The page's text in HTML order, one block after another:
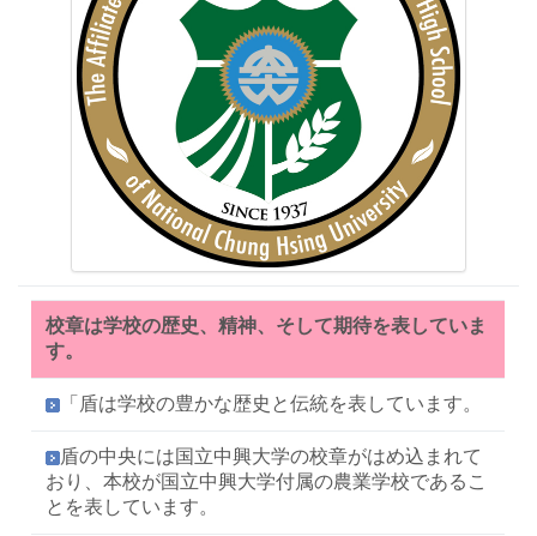
校章は学校の歴史、精神、そして期待を表していま
す。
「盾は学校の豊かな歴史と伝統を表しています。
盾の中央には国立中興大学の校章がはめ込まれて
おり、本校が国立中興大学付属の農業学校であるこ
とを表しています。